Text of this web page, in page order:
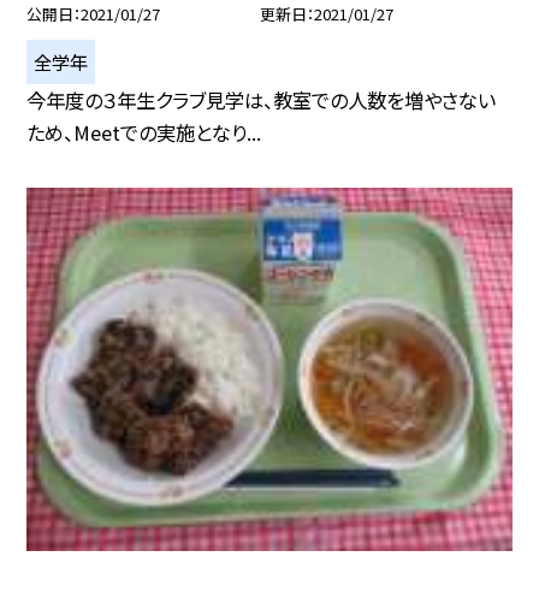
公開日 2021/01/27 更新日 2021/01/27
全学年
今年度の３年生クラブ見学は、教室での人数を増やさない
ため、Meetでの実施となり...